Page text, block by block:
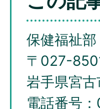
保健福祉
〒027-
岩手県宮
電話番号：